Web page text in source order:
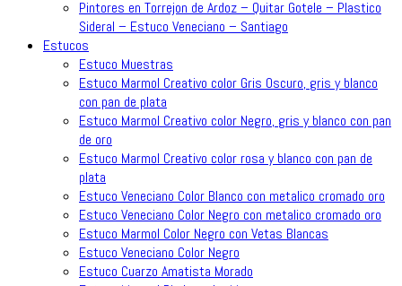
Pintores en Torrejon de Ardoz – Quitar Gotele – Plastico
Sideral – Estuco Veneciano – Santiago
Estucos
Estuco Muestras
Estuco Marmol Creativo color Gris Oscuro, gris y blanco
con pan de plata
Estuco Marmol Creativo color Negro, gris y blanco con pan
de oro
Estuco Marmol Creativo color rosa y blanco con pan de
plata
Estuco Veneciano Color Blanco con metalico cromado oro
Estuco Veneciano Color Negro con metalico cromado oro
Estuco Marmol Color Negro con Vetas Blancas
Estuco Veneciano Color Negro
Estuco Cuarzo Amatista Morado